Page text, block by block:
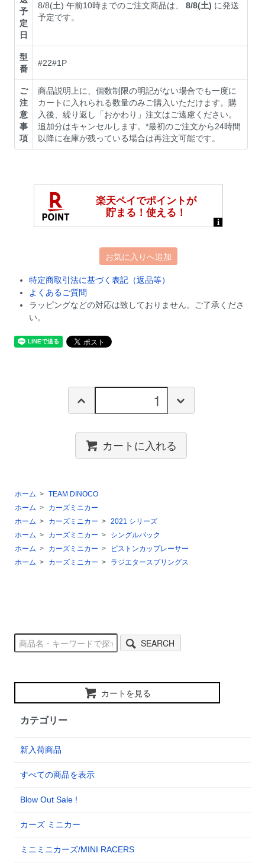
予
定
日
8/8(土) 午前10時までのご注文商品は、8/8(土) に発送
予定です。
型
番
#22#1P
ご
注
意
事
項
商品説明上に、個数制限の明記がない場合でも一度に
カートに入れられる数量のみご購入いただけます。購
入後、繰り返し「おかわり」注文はご遠慮ください。
追加分はキャンセルします。*最初のご注文から24時間
以降に在庫が残っている場合は再注文可能です。
お気に入りへ追加
特定商取引法に基づく表記（返品等）
よくあるご質問
ラッピングなどの対応は致しておりません。ご了承くださ
い。
カートに入れる
ホーム > TEAM DINOCO
ホーム >
カーズミニカー
ホーム > カーズミニカー > 2021 シリーズ
ホーム > カーズミニカー >
シングルパック
ホーム > カーズミニカー >
ピストンカップレーサー
ホーム > カーズミニカー > ラジエタースプリングス
SEARCH
カートを見る
カテゴリー
新入荷商品
すべての商品を表示
Blow Out Sale !
カーズ ミニカー
ミニミニカーズ/MINI RACERS